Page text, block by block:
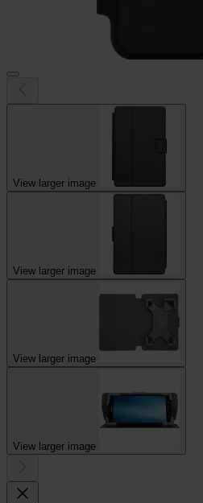
View larger image
View larger image
View larger image
View larger image